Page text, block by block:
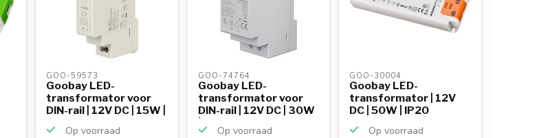
GOO-59573
Goobay LED-
transformator voor
DIN-rail | 12V DC | 15W |
Op voorraad
GOO-74764
Goobay LED-
transformator voor
DIN-rail | 12V DC | 30W
| IP20
Op voorraad
GOO-30004
Goobay LED-
transformator | 12V
DC | 50W | IP20
Op voorraad